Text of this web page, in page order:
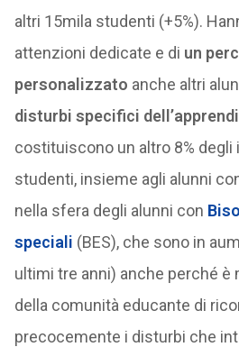
altri 15mila studenti (+5%).
attenzioni dedicate e di un
personalizzato anche altri
disturbi specifici
costituiscono un altro 8% degli
studenti, insieme agli alunni
nella sfera degli alunni con
speciali (BES), che sono in
ultimi tre anni) anche perché è
della comunità educante di
precocemente i disturbi che